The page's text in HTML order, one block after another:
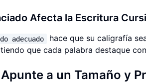
Afecta la Escritura
adecuado
hace que su caligrafía
que cada palabra destaque
a un Tamaño y